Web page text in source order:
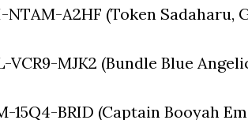
NTAM-A2HF (Token Sadaharu,
VCR9-MJK2 (Bundle Blue
15Q4-BRID (Captain Booyah